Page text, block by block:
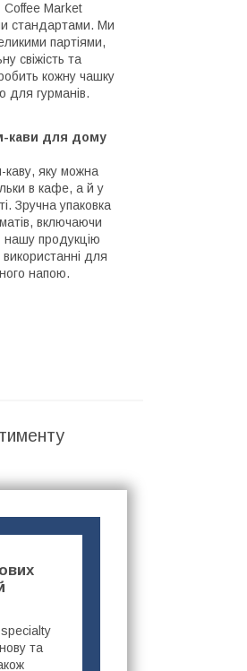
Coffee Market
стандартами. Ми
партіями,
свіжість та
кожну чашку
гурманів.
кави для дому
каву, яку можна
в кафе, а й у
Зручна упаковка
включаючи
нашу продукцію
для
напою.
та